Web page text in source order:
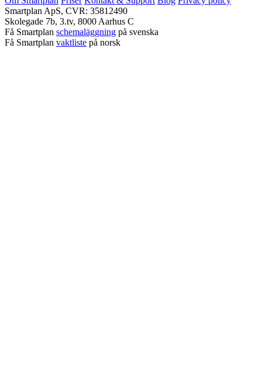
Smartplan ApS, CVR: 35812490
Skolegade 7b, 3.tv, 8000 Aarhus C
Få Smartplan schemaläggning på svenska
Få Smartplan vaktliste på norsk